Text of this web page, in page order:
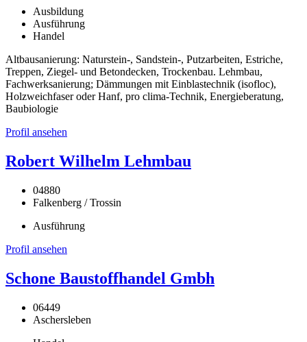
Ausbildung
Ausführung
Handel
Altbausanierung: Naturstein-, Sandstein-, Putzarbeiten, Estriche,
Treppen, Ziegel- und Betondecken, Trockenbau. Lehmbau,
Fachwerksanierung; Dämmungen mit Einblastechnik (isofloc),
Holzweichfaser oder Hanf, pro clima-Technik, Energieberatung,
Baubiologie
Profil ansehen
Robert Wilhelm Lehmbau
04880
Falkenberg / Trossin
Ausführung
Profil ansehen
Schone Baustoffhandel Gmbh
06449
Aschersleben